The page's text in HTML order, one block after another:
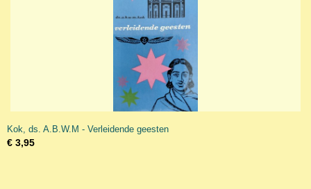
Kok, ds. A.B.W.M - Verleidende geesten
€ 3,95